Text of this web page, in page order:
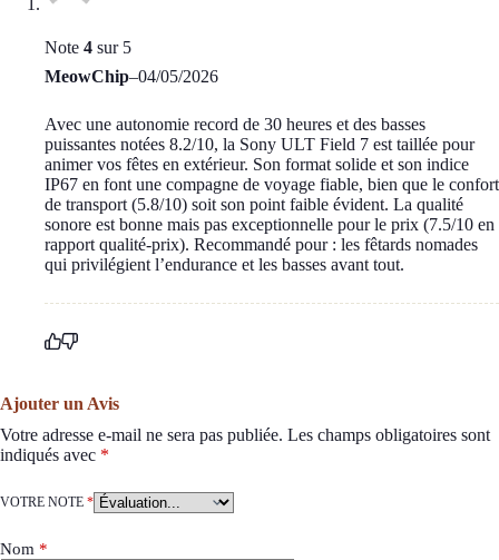
Note 4 sur 5
MeowChip–04/05/2026
Avec une autonomie record de 30 heures et des basses
puissantes notées 8.2/10, la Sony ULT Field 7 est taillée pour
animer vos fêtes en extérieur. Son format solide et son indice
IP67 en font une compagne de voyage fiable, bien que le confort
de transport (5.8/10) soit son point faible évident. La qualité
sonore est bonne mais pas exceptionnelle pour le prix (7.5/10 en
rapport qualité-prix). Recommandé pour : les fêtards nomades
qui privilégient l’endurance et les basses avant tout.
Ajouter un Avis
Votre adresse e-mail ne sera pas publiée. Les champs obligatoires sont
indiqués avec *
VOTRE NOTE *
Nom *